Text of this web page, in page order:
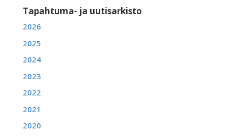
Tapahtuma- ja uutisarkisto
2026
2025
2024
2023
2022
2021
2020